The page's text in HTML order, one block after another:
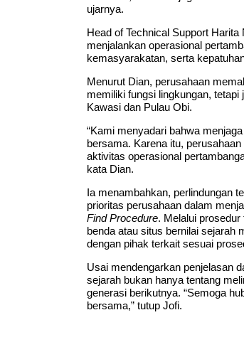
ujarnya.
Head of Technical Support
menjalankan operasional
kemasyarakatan, serta
Menurut Dian, perusahaan
memiliki fungsi lingkungan,
Kawasi dan Pulau Obi.
“Kami menyadari bahwa
bersama. Karena itu,
aktivitas operasional
kata Dian.
Ia menambahkan, perlindungan
prioritas perusahaan dalam
Find Procedure. Melalui
benda atau situs bernilai sejarah
dengan pihak terkait sesuai
Usai mendengarkan penjelasan
sejarah bukan hanya tentang
generasi berikutnya. “Semoga
bersama,” tutup Jofi.